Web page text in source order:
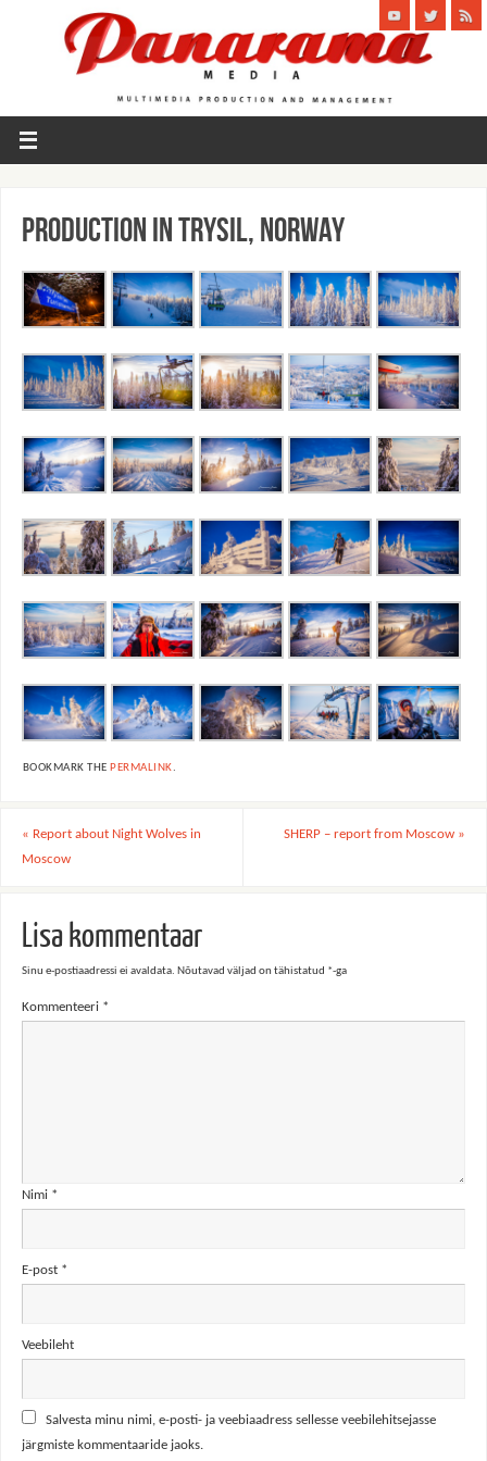
Production in Trysil, Norway
BOOKMARK THE PERMALINK.
« Report about Night Wolves in
Moscow
SHERP – report from Moscow »
Lisa kommentaar
Sinu e-postiaadressi ei avaldata. Nõutavad väljad on tähistatud *-ga
Kommenteeri *
Nimi *
E-post *
Veebileht
Salvesta minu nimi, e-posti- ja veebiaadress sellesse veebilehitsejasse
järgmiste kommentaaride jaoks.